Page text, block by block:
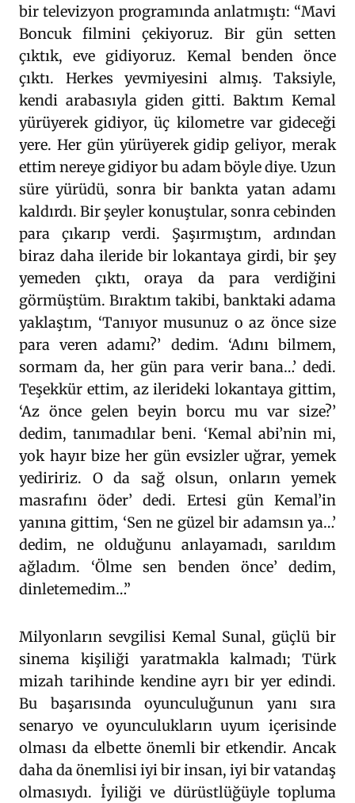
bir televizyon programında anlatmıştı: “Mavi
Boncuk filmini çekiyoruz. Bir gün setten
çıktık, eve gidiyoruz. Kemal benden önce
çıktı. Herkes yevmiyesini almış. Taksiyle,
kendi arabasıyla giden gitti. Baktım Kemal
yürüyerek gidiyor, üç kilometre var gideceği
yere. Her gün yürüyerek gidip geliyor, merak
ettim nereye gidiyor bu adam böyle diye. Uzun
süre yürüdü, sonra bir bankta yatan adamı
kaldırdı. Bir şeyler konuştular, sonra cebinden
para çıkarıp verdi. Şaşırmıştım, ardından
biraz daha ileride bir lokantaya girdi, bir şey
yemeden çıktı, oraya da para verdiğini
görmüştüm. Bıraktım takibi, banktaki adama
yaklaştım, ‘Tanıyor musunuz o az önce size
para veren adamı?’ dedim. ‘Adını bilmem,
sormam da, her gün para verir bana…’ dedi.
Teşekkür ettim, az ilerideki lokantaya gittim,
‘Az önce gelen beyin borcu mu var size?’
dedim, tanımadılar beni. ‘Kemal abi’nin mi,
yok hayır bize her gün evsizler uğrar, yemek
yediririz. O da sağ olsun, onların yemek
masrafını öder’ dedi. Ertesi gün Kemal’in
yanına gittim, ‘Sen ne güzel bir adamsın ya…’
dedim, ne olduğunu anlayamadı, sarıldım
ağladım. ‘Ölme sen benden önce’ dedim,
dinletemedim…”
Milyonların sevgilisi Kemal Sunal, güçlü bir
sinema kişiliği yaratmakla kalmadı; Türk
mizah tarihinde kendine ayrı bir yer edindi.
Bu başarısında oyunculuğunun yanı sıra
senaryo ve oyunculukların uyum içerisinde
olması da elbette önemli bir etkendir. Ancak
daha da önemlisi iyi bir insan, iyi bir vatandaş
olmasıydı. İyiliği ve dürüstlüğüyle topluma